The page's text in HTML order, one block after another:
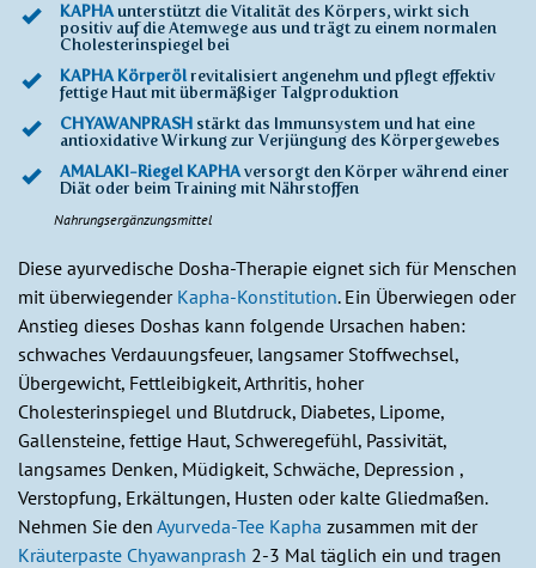
KAPHAunterstützt die Vitalität des Körpers, wirkt sich
positiv auf die Atemwege aus und trägt zu einem normalen
Cholesterinspiegel bei
KAPHA Körperölrevitalisiert angenehm und pflegt effektiv
fettige Haut mit übermäßiger Talgproduktion
CHYAWANPRASH stärkt das Immunsystem und hat eine
antioxidative Wirkung zur Verjüngung des Körpergewebes
AMALAKI-Riegel KAPHAversorgt den Körper während einer
Diät oder beim Training mit Nährstoffen
Nahrungsergänzungsmittel
Diese ayurvedische Dosha-Therapie eignet sich für Menschen
mit überwiegender Kapha-Konstitution. Ein Überwiegen oder
Anstieg dieses Doshas kann folgende Ursachen haben:
schwaches Verdauungsfeuer, langsamer Stoffwechsel,
Übergewicht, Fettleibigkeit, Arthritis, hoher
Cholesterinspiegel und Blutdruck, Diabetes, Lipome,
Gallensteine, fettige Haut, Schweregefühl, Passivität,
langsames Denken, Müdigkeit, Schwäche, Depression ,
Verstopfung, Erkältungen, Husten oder kalte Gliedmaßen.
Nehmen Sie den Ayurveda-Tee Kapha zusammen mit der
Kräuterpaste Chyawanprash 2-3 Mal täglich ein und tragen